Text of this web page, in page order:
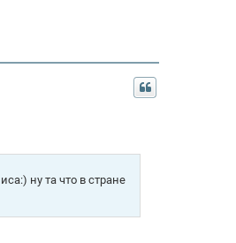
ну та что в стране